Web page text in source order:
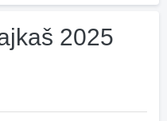
2025